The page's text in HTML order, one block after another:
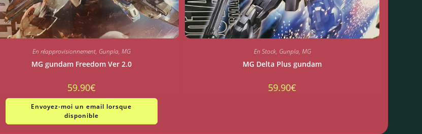
En réapprovisionnement, Gunpla, MG
MG gundam Freedom Ver 2.0
59.90€
Envoyez-moi un email lorsque
disponible
En Stock, Gunpla, MG
MG Delta Plus gundam
59.90€